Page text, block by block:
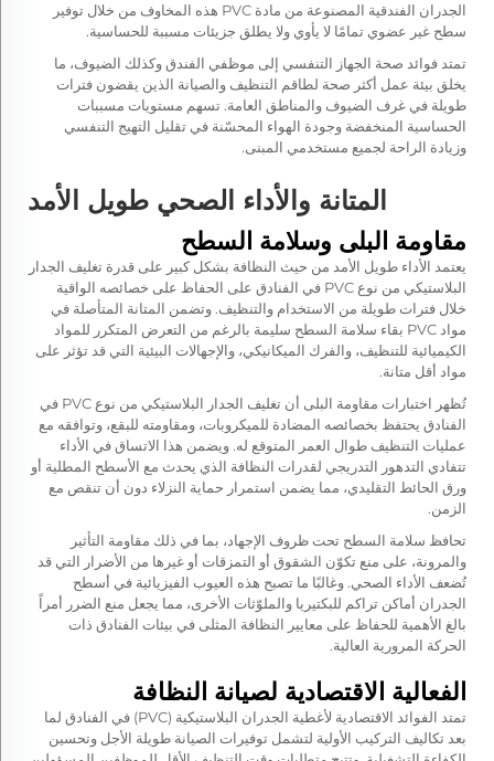
الجدران الفندقية المصنوعة من مادة PVC هذه المخاوف من خلال توفير
سطح غير عضوي تمامًا لا يأوي ولا يطلق جزيئات مسببة للحساسية.
تمتد فوائد صحة الجهاز التنفسي إلى موظفي الفندق وكذلك الضيوف، ما
يخلق بيئة عمل أكثر صحة لطاقم التنظيف والصيانة الذين يقضون فترات
طويلة في غرف الضيوف والمناطق العامة. تسهم مستويات مسببات
الحساسية المنخفضة وجودة الهواء المحسّنة في تقليل التهيج التنفسي
وزيادة الراحة لجميع مستخدمي المبنى.
المتانة والأداء الصحي طويل الأمد
مقاومة البلى وسلامة السطح
يعتمد الأداء طويل الأمد من حيث النظافة بشكل كبير على قدرة تغليف الجدار
البلاستيكي من نوع PVC في الفنادق على الحفاظ على خصائصه الواقية
خلال فترات طويلة من الاستخدام والتنظيف. وتضمن المتانة المتأصلة في
مواد PVC بقاء سلامة السطح سليمة بالرغم من التعرض المتكرر للمواد
الكيميائية للتنظيف، والفرك الميكانيكي، والإجهالات البيئية التي قد تؤثر على
مواد أقل متانة.
تُظهر اختبارات مقاومة البلى أن تغليف الجدار البلاستيكي من نوع PVC في
الفنادق يحتفظ بخصائصه المضادة للميكروبات، ومقاومته للبقع، وتوافقه مع
عمليات التنظيف طوال العمر المتوقع له. ويضمن هذا الاتساق في الأداء
تتفادي التدهور التدريجي لقدرات النظافة الذي يحدث مع الأسطح المطلية أو
ورق الحائط التقليدي، مما يضمن استمرار حماية النزلاء دون أن تنقص مع
الزمن.
تحافظ سلامة السطح تحت ظروف الإجهاد، بما في ذلك مقاومة التأثير
والمرونة، على منع تكوّن الشقوق أو التمزقات أو غيرها من الأضرار التي قد
تُضعف الأداء الصحي. وغالبًا ما تصبح هذه العيوب الفيزيائية في أسطح
الجدران أماكن تراكم للبكتيريا والملوّثات الأخرى، مما يجعل منع الضرر أمراً
بالغ الأهمية للحفاظ على معايير النظافة المثلى في بيئات الفنادق ذات
الحركة المرورية العالية.
الفعالية الاقتصادية لصيانة النظافة
تمتد الفوائد الاقتصادية لأغطية الجدران البلاستيكية (PVC) في الفنادق لما
بعد تكاليف التركيب الأولية لتشمل توفيرات الصيانة طويلة الأجل وتحسين